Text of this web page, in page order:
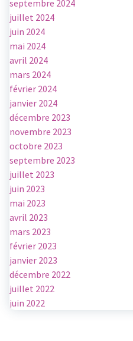
septembre 2024
juillet 2024
juin 2024
mai 2024
avril 2024
mars 2024
février 2024
janvier 2024
décembre 2023
novembre 2023
octobre 2023
septembre 2023
juillet 2023
juin 2023
mai 2023
avril 2023
mars 2023
février 2023
janvier 2023
décembre 2022
juillet 2022
juin 2022